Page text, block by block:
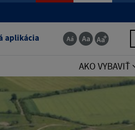
aplikácia
AKO VYBAVIŤ